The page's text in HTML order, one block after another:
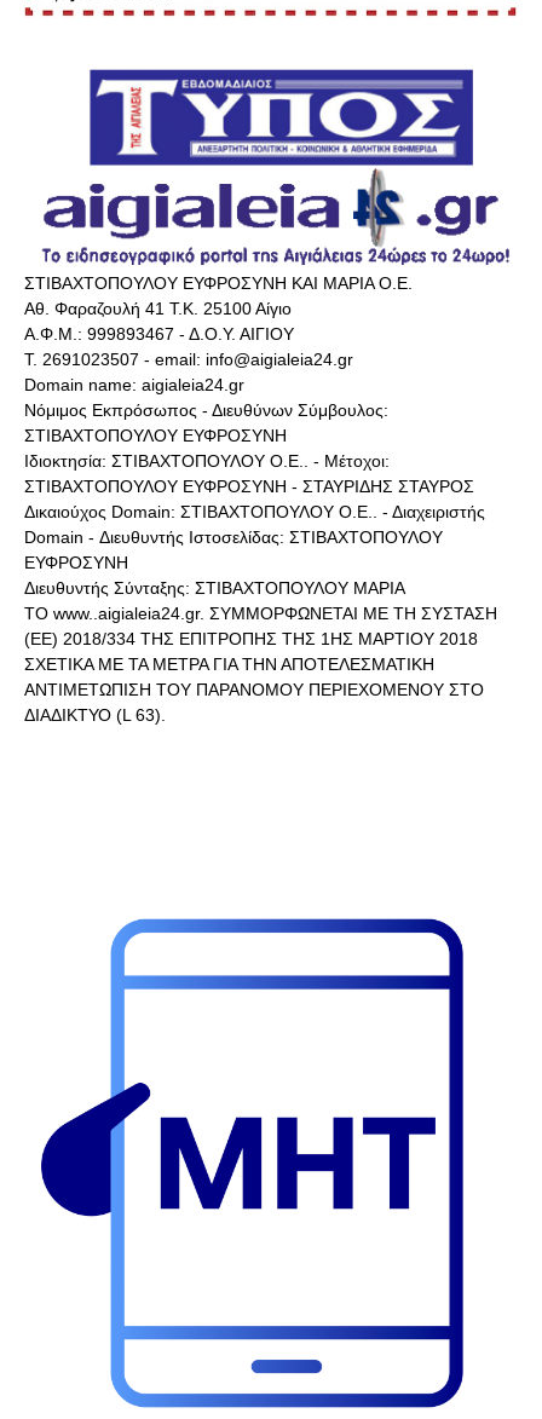
ΣΤΙΒΑΧΤΟΠΟΥΛΟΥ ΕΥΦΡΟΣΥΝΗ ΚΑΙ ΜΑΡΙΑ Ο.Ε.
Αθ. Φαραζουλή 41 Τ.Κ. 25100 Αίγιο
Α.Φ.Μ.: 999893467 - Δ.Ο.Υ. ΑΙΓΙΟΥ
Τ. 2691023507 - email: info@aigialeia24.gr
Domain name: aigialeia24.gr
Νόμιμος Εκπρόσωπος - Διευθύνων Σύμβουλος:
ΣΤΙΒΑΧΤΟΠΟΥΛΟΥ ΕΥΦΡΟΣΥΝΗ
Ιδιοκτησία: ΣΤΙΒΑΧΤΟΠΟΥΛΟΥ Ο.Ε.. - Μέτοχοι:
ΣΤΙΒΑΧΤΟΠΟΥΛΟΥ ΕΥΦΡΟΣΥΝΗ - ΣΤΑΥΡΙΔΗΣ ΣΤΑΥΡΟΣ
Δικαιούχος Domain: ΣΤΙΒΑΧΤΟΠΟΥΛΟΥ Ο.Ε.. - Διαχειριστής
Domain - Διευθυντής Ιστοσελίδας: ΣΤΙΒΑΧΤΟΠΟΥΛΟΥ
ΕΥΦΡΟΣΥΝΗ
Διευθυντής Σύνταξης: ΣΤΙΒΑΧΤΟΠΟΥΛΟΥ ΜΑΡΙΑ
ΤΟ www..aigialeia24.gr. ΣΥΜΜΟΡΦΩΝΕΤΑΙ ΜΕ ΤΗ ΣΥΣΤΑΣΗ
(ΕΕ) 2018/334 ΤΗΣ ΕΠΙΤΡΟΠΗΣ ΤΗΣ 1ΗΣ ΜΑΡΤΙΟΥ 2018
ΣΧΕΤΙΚΑ ΜΕ ΤΑ ΜΕΤΡΑ ΓΙΑ ΤΗΝ ΑΠΟΤΕΛΕΣΜΑΤΙΚΗ
ΑΝΤΙΜΕΤΩΠΙΣΗ ΤΟΥ ΠΑΡΑΝΟΜΟΥ ΠΕΡΙΕΧΟΜΕΝΟΥ ΣΤΟ
ΔΙΑΔΙΚΤΥΟ (L 63).